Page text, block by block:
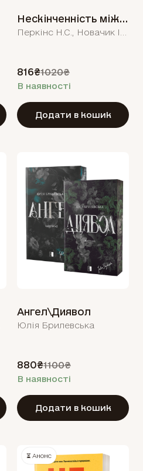
Нескінченність між нами/Дівчина, якою була
Перкінс Н.С., Новачик Ізабелла
816₴1020₴
В наявності
Додати в кошик
Ангел\Диявол
Юлія Брилевська
880₴1100₴
В наявності
Додати в кошик
⏳ Анонс